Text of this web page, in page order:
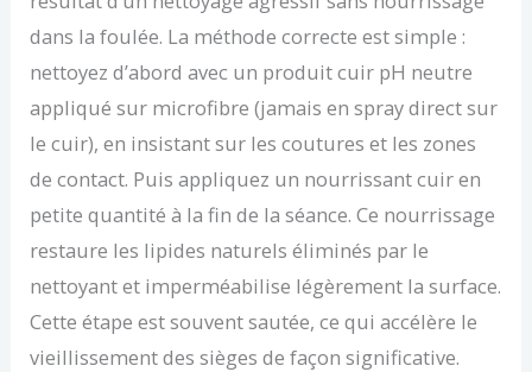
dans la foulée. La méthode correcte est simple :
nettoyez d’abord avec un produit cuir pH neutre
appliqué sur microfibre (jamais en spray direct sur
le cuir), en insistant sur les coutures et les zones
de contact. Puis appliquez un nourrissant cuir en
petite quantité à la fin de la séance. Ce nourrissage
restaure les lipides naturels éliminés par le
nettoyant et imperméabilise légèrement la surface.
Cette étape est souvent sautée, ce qui accélère le
vieillissement des sièges de façon significative.